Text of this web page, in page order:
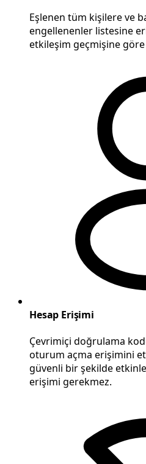
Eşlenen tüm kişilere ve
engellenenler listesine
etkileşim geçmişine
Hesap Erişimi
Çevrimiçi doğrulama
oturum açma erişimini
güvenli bir şekilde
erişimi gerekmez.